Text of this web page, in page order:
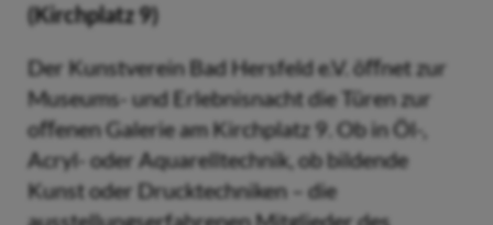
(Kirchplatz 9)
Der Kunstverein Bad Hersfeld e.V. öﬀnet zur
Museums- und Erlebnisnacht die Türen zur
oﬀenen Galerie am Kirchplatz 9. Ob in Öl-,
Acryl- oder Aquarelltechnik, ob bildende
Kunst oder Drucktechniken – die